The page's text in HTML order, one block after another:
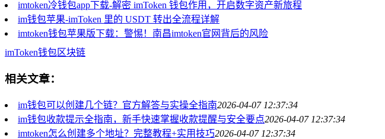
imtoken冷钱包app下载-解密 imToken 钱包作用，开启数字资产新旅程
im钱包苹果-imToken 里的 USDT 转出全流程详解
imtoken钱包苹果版下载：警惕！南昌imtoken官网背后的风险
imToken钱包区块链
相关文章：
im钱包可以创建几个链？官方解答与实操全指南2026-04-07 12:37:34
im钱包收款提示全指南，新手快速掌握收款提醒与安全要点2026-04-07 12:37:34
imtoken怎么创建多个地址？完整教程+实用技巧2026-04-07 12:37:34